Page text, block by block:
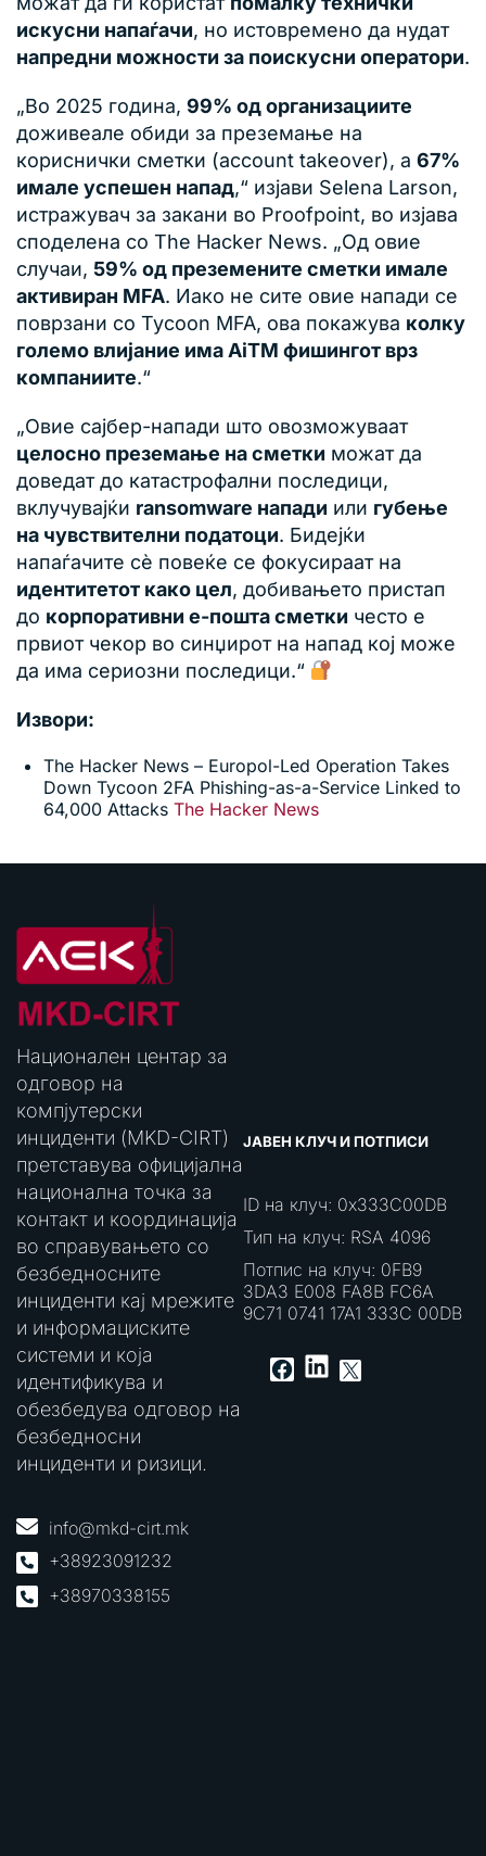
искусни напаѓачи, но истовремено да нудат
напредни можности за поискусни оператори.
„Во 2025 година, 99% од организациите
доживеале обиди за преземање на
кориснички сметки (account takeover), а 67%
имале успешен напад,“ изјави Selena Larson,
истражувач за закани во Proofpoint, во изјава
споделена со The Hacker News. „Од овие
случаи, 59% од преземените сметки имале
активиран MFA. Иако не сите овие напади се
поврзани со Tycoon MFA, ова покажува колку
големо влијание има AiTM фишингот врз
компаниите.“
„Овие сајбер-напади што овозможуваат
целосно преземање на сметки можат да
доведат до катастрофални последици,
вклучувајќи ransomware напади или губење
на чувствителни податоци. Бидејќи
напаѓачите сè повеќе се фокусираат на
идентитетот како цел, добивањето пристап
до корпоративни е-пошта сметки често е
првиот чекор во синџирот на напад кој може
да има сериозни последици.“
Извори:
The Hacker News – Europol-Led Operation Takes
Down Tycoon 2FA Phishing-as-a-Service Linked to
64,000 Attacks The Hacker News
Национален центар за
одговор на
компјутерски
инциденти (MKD-CIRT)
претставува официјална
национална точка за
контакт и координација
во справувањето со
безбедносните
инциденти кај мрежите
и информациските
системи и која
идентификува и
обезбедува одговор на
безбедносни
инциденти и ризици.
info@mkd-cirt.mk
+38923091232
+38970338155
ЈАВЕН КЛУЧ И ПОТПИСИ
ID на клуч: 0x333C00DB
Тип на клуч: RSA 4096
Потпис на клуч: 0FB9
3DA3 E008 FA8B FC6A
9C71 0741 17A1 333C 00DB
Facebook
LinkedIn
X